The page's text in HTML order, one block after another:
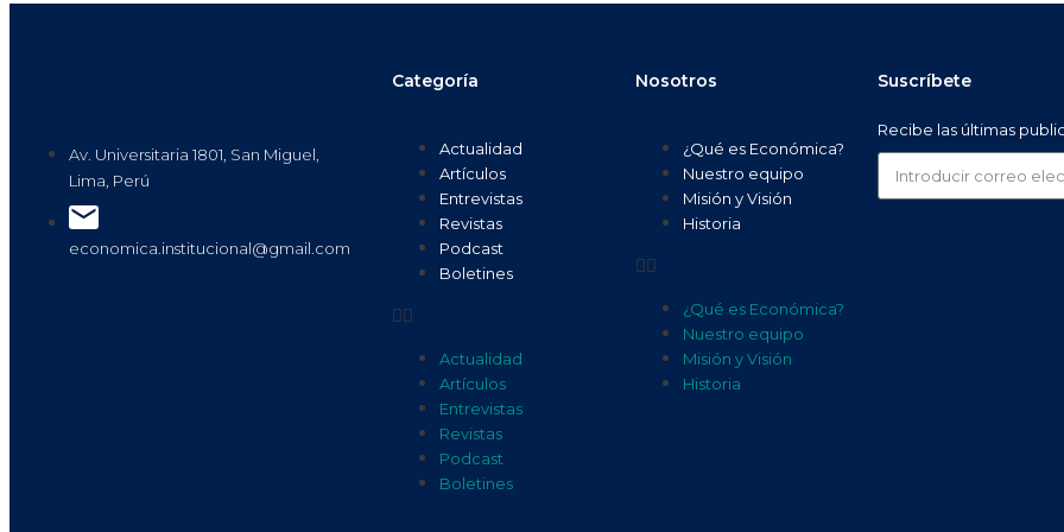
Av. Universitaria 1801, San Miguel,
Lima, Perú
economica.institucional@gmail.com
Categoría
Actualidad
Artículos
Entrevistas
Revistas
Podcast
Boletines
Actualidad
Artículos
Entrevistas
Revistas
Podcast
Boletines
Nosotros
¿Qué es Económica?
Nuestro equipo
Misión y Visión
Historia
¿Qué es Económica?
Nuestro equipo
Misión y Visión
Historia
Suscríbete
Recibe las últimas